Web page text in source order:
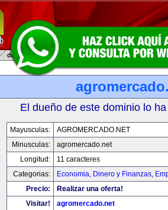
El dueño de este dominio lo
Mayusculas:
AGROMERCADO.NET
Minusculas:
agromercado.net
Longitud:
11 caracteres
Categorias:
Economia, Dinero y Finanzas,
Precio:
Realizar una oferta!
Visitar!
agromercado.net